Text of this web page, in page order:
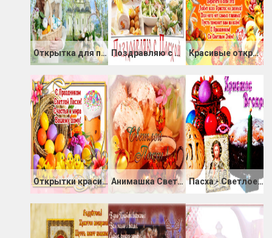
Открытка для поздравления с Пасхой Поздравляю с Пасхой Красивые открытки с Пасхой поздравлением в стихах
Открытки красивые с праздником Пасхи Анимашка Светлой Пасхи Пасха - Светлое Воскресение Христа